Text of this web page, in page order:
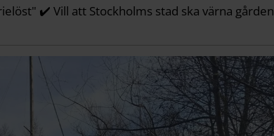
✔️ Vill att Stockholms stad ska värna gården